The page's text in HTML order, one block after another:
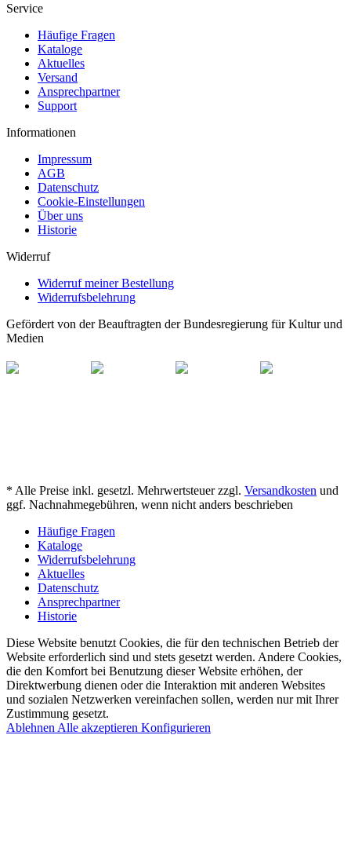
Service
Häufige Fragen
Kataloge
Aktuelles
Versand
Ansprechpartner
Support
Informationen
Impressum
AGB
Datenschutz
Cookie-Einstellungen
Über uns
Historie
Widerruf
Widerruf meiner Bestellung
Widerrufsbelehrung
Gefördert von der Beauftragten der Bundesregierung für Kultur und
Medien
* Alle Preise inkl. gesetzl. Mehrwertsteuer zzgl. Versandkosten und
ggf. Nachnahmegebühren, wenn nicht anders beschrieben
Häufige Fragen
Kataloge
Widerrufsbelehrung
Aktuelles
Datenschutz
Ansprechpartner
Historie
Diese Website benutzt Cookies, die für den technischen Betrieb der
Website erforderlich sind und stets gesetzt werden. Andere Cookies,
die den Komfort bei Benutzung dieser Website erhöhen, der
Direktwerbung dienen oder die Interaktion mit anderen Websites
und sozialen Netzwerken vereinfachen sollen, werden nur mit Ihrer
Zustimmung gesetzt.
AblehnenAlle akzeptieren Konfigurieren